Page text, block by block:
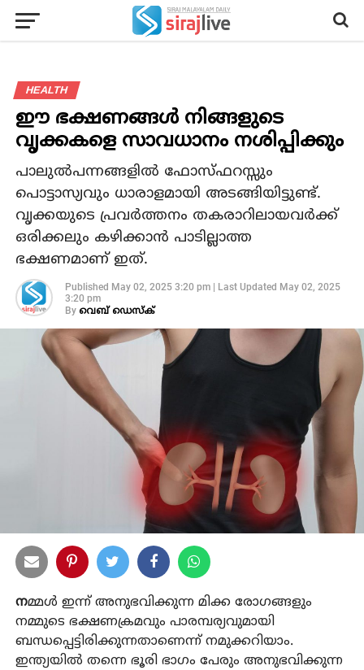
HEALTH
ഈ ഭക്ഷണങ്ങൾ നിങ്ങളുടെ
വൃക്കകളെ സാവധാനം നശിപ്പിക്കും
പാലുൽപന്നങ്ങളിൽ ഫോസ്ഫറസ്സും
പൊട്ടാസ്യവും ധാരാളമായി അടങ്ങിയിട്ടുണ്ട്.
വൃക്കയുടെ പ്രവർത്തനം തകരാറിലായവർക്ക്
ഒരിക്കലും കഴിക്കാൻ പാടില്ലാത്ത
ഭക്ഷണമാണ് ഇത്.
Published May 02, 2025 3:20 pm| Last Updated May 02, 2025
3:20 pm
By വെബ് ഡെസ്‌ക്
നമ്മൾ ഇന്ന് അനുഭവിക്കുന്ന മിക്ക രോഗങ്ങളും
നമ്മുടെ ഭക്ഷണക്രമവും പാരമ്പര്യവുമായി
ബന്ധപ്പെട്ടിരിക്കുന്നതാണെന്ന് നമുക്കറിയാം.
ഇന്ത്യയിൽ തന്നെ ഭൂരി ഭാഗം പേരും അനുഭവിക്കുന്ന